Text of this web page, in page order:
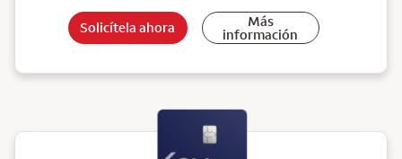
Solicítela ahora Más
información